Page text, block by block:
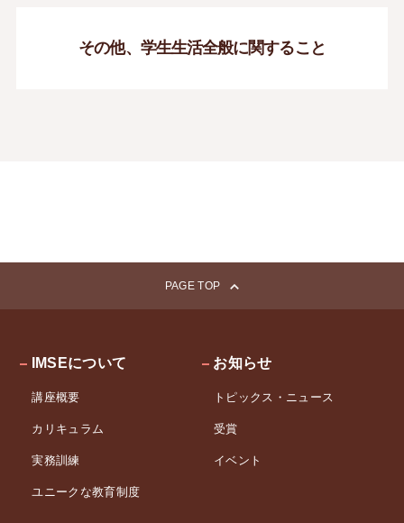
その他、学生生活全般に関すること
PAGE TOP
IMSEについて
講座概要
カリキュラム
実務訓練
ユニークな教育制度
お知らせ
トピックス・ニュース
受賞
イベント